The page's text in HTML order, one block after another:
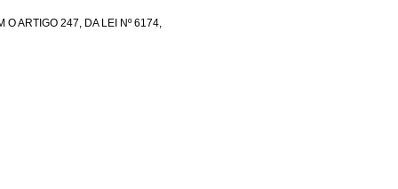
O ARTIGO 247, DA LEI Nº 6174,